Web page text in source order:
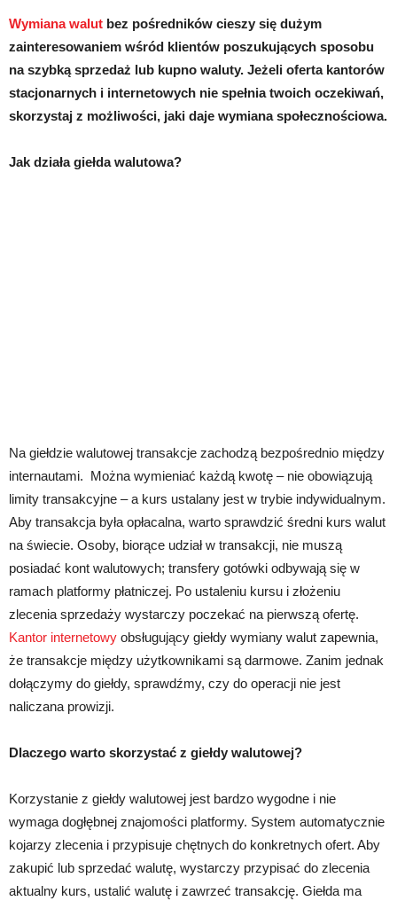
Wymiana walut bez pośredników cieszy się dużym
zainteresowaniem wśród klientów poszukujących sposobu
na szybką sprzedaż lub kupno waluty. Jeżeli oferta kantorów
stacjonarnych i internetowych nie spełnia twoich oczekiwań,
skorzystaj z możliwości, jaki daje wymiana społecznościowa.
Jak działa giełda walutowa?
Na giełdzie walutowej transakcje zachodzą bezpośrednio między
internautami. Można wymieniać każdą kwotę – nie obowiązują
limity transakcyjne – a kurs ustalany jest w trybie indywidualnym.
Aby transakcja była opłacalna, warto sprawdzić średni kurs walut
na świecie. Osoby, biorące udział w transakcji, nie muszą
posiadać kont walutowych; transfery gotówki odbywają się w
ramach platformy płatniczej. Po ustaleniu kursu i złożeniu
zlecenia sprzedaży wystarczy poczekać na pierwszą ofertę.
Kantor internetowy obsługujący giełdy wymiany walut zapewnia,
że transakcje między użytkownikami są darmowe. Zanim jednak
dołączymy do giełdy, sprawdźmy, czy do operacji nie jest
naliczana prowizji.
Dlaczego warto skorzystać z giełdy walutowej?
Korzystanie z giełdy walutowej jest bardzo wygodne i nie
wymaga dogłębnej znajomości platformy. System automatycznie
kojarzy zlecenia i przypisuje chętnych do konkretnych ofert. Aby
zakupić lub sprzedać walutę, wystarczy przypisać do zlecenia
aktualny kurs, ustalić walutę i zawrzeć transakcję. Giełda ma